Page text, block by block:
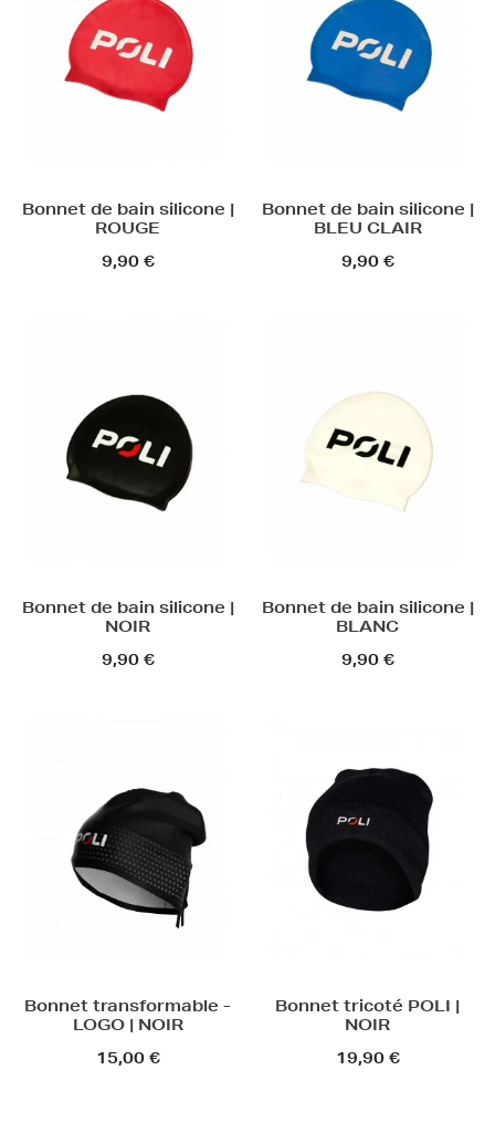
Bonnet de bain silicone |
ROUGE
9,90 €
Bonnet de bain silicone |
BLEU CLAIR
9,90 €
Bonnet de bain silicone |
NOIR
9,90 €
Bonnet de bain silicone |
BLANC
9,90 €
Bonnet transformable -
LOGO | NOIR
15,00 €
Bonnet tricoté POLI |
NOIR
19,90 €